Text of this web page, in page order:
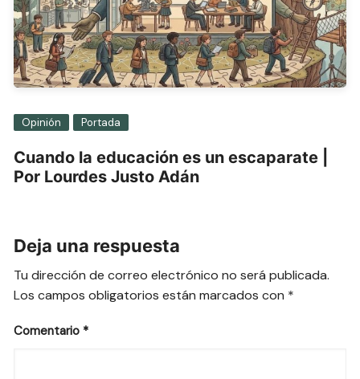
Opinión Portada
Cuando la educación es un escaparate |
Por Lourdes Justo Adán
Deja una respuesta
Tu dirección de correo electrónico no será publicada.
Los campos obligatorios están marcados con *
Comentario *